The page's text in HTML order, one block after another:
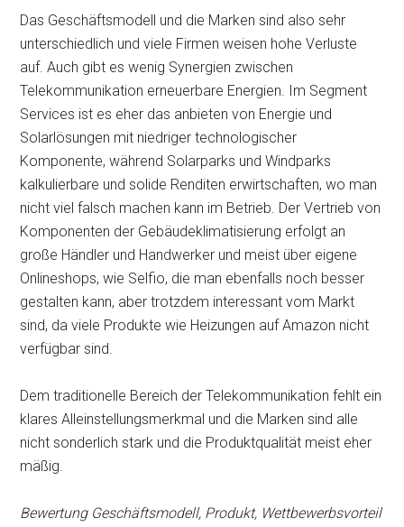
Das Geschäftsmodell und die Marken sind also sehr
unterschiedlich und viele Firmen weisen hohe Verluste
auf. Auch gibt es wenig Synergien zwischen
Telekommunikation erneuerbare Energien. Im Segment
Services ist es eher das anbieten von Energie und
Solarlösungen mit niedriger technologischer
Komponente, während Solarparks und Windparks
kalkulierbare und solide Renditen erwirtschaften, wo man
nicht viel falsch machen kann im Betrieb. Der Vertrieb von
Komponenten der Gebäudeklimatisierung erfolgt an
große Händler und Handwerker und meist über eigene
Onlineshops, wie Selfio, die man ebenfalls noch besser
gestalten kann, aber trotzdem interessant vom Markt
sind, da viele Produkte wie Heizungen auf Amazon nicht
verfügbar sind.
Dem traditionelle Bereich der Telekommunikation fehlt ein
klares Alleinstellungsmerkmal und die Marken sind alle
nicht sonderlich stark und die Produktqualität meist eher
mäßig.
Bewertung Geschäftsmodell, Produkt, Wettbewerbsvorteil